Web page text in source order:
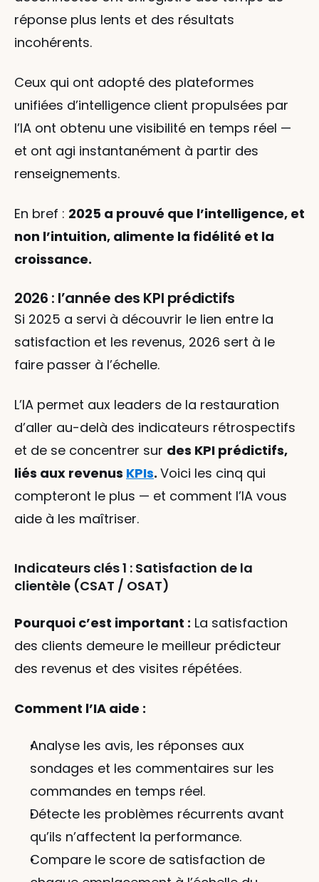
réponse plus lents et des résultats
incohérents.
Ceux qui ont adopté des plateformes
unifiées d’intelligence client propulsées par
l’IA ont obtenu une visibilité en temps réel —
et ont agi instantanément à partir des
renseignements.
En bref : 2025 a prouvé que l’intelligence, et
non l’intuition, alimente la fidélité et la
croissance.
2026 : l’année des KPI prédictifs
Si 2025 a servi à découvrir le lien entre la
satisfaction et les revenus, 2026 sert à le
faire passer à l’échelle.
L’IA permet aux leaders de la restauration
d’aller au-delà des indicateurs rétrospectifs
et de se concentrer sur des KPI prédictifs,
liés aux revenus KPIs. Voici les cinq qui
compteront le plus — et comment l’IA vous
aide à les maîtriser.
Indicateurs clés 1 : Satisfaction de la
clientèle (CSAT / OSAT)
Pourquoi c’est important : La satisfaction
des clients demeure le meilleur prédicteur
des revenus et des visites répétées.
Comment l’IA aide :
Analyse les avis, les réponses aux
sondages et les commentaires sur les
commandes en temps réel.
Détecte les problèmes récurrents avant
qu’ils n’affectent la performance.
Compare le score de satisfaction de